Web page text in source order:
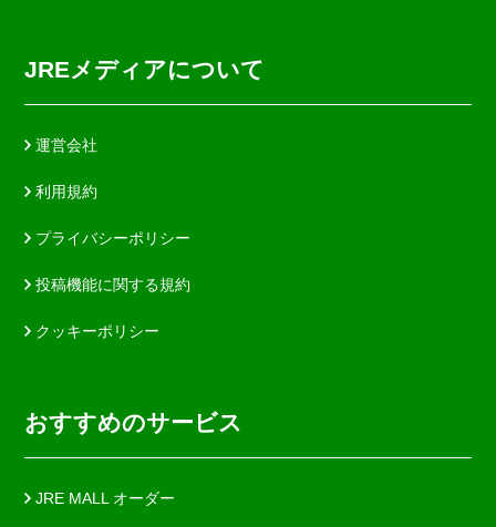
JREメディアについて
運営会社
利用規約
プライバシーポリシー
投稿機能に関する規約
クッキーポリシー
おすすめのサービス
JRE MALL オーダー